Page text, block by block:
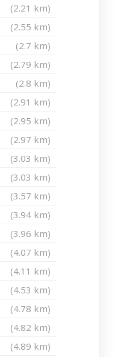
(2.21 km)
(2.55 km)
(2.7 km)
(2.79 km)
(2.8 km)
(2.91 km)
(2.95 km)
(2.97 km)
(3.03 km)
(3.03 km)
(3.57 km)
(3.94 km)
(3.96 km)
(4.07 km)
(4.11 km)
(4.53 km)
(4.78 km)
(4.82 km)
(4.89 km)